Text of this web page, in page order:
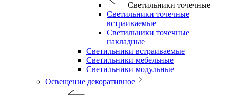
Светильники точечные
Светильники точечные
встраиваемые
Светильники точечные
накладные
Светильники встраиваемые
Светильники мебельные
Светильники модульные
Освещение декоративное